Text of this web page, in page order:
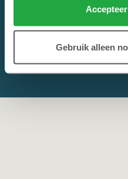
Gebruik alleen
© 2026 Copyright Heijmans
Privacy,CookiesenDisclaimer